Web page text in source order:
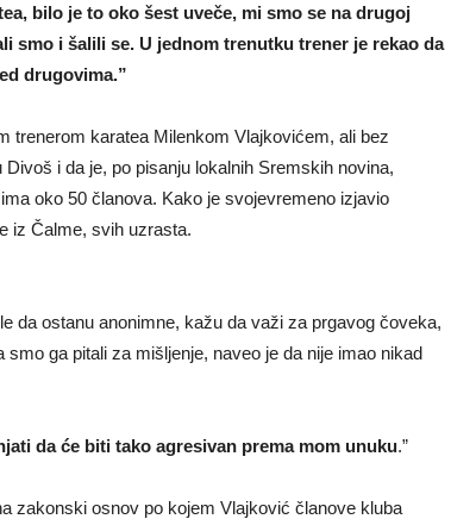
bilo je to oko šest uveče, mi smo se na drugoj
smo i šalili se. U jednom trenutku trener je rekao da
drugovima.”
trenerom karatea Milenkom Vlajkovićem, ali bez
i da je, po pisanju lokalnih Sremskih novina,
oko 50 članova. Kako je svojevremeno izjavio
iz Čalme, svih uzrasta.
da ostanu anonimne, kažu da važi za prgavog čoveka,
ga pitali za mišljenje, naveo je da nije imao nikad
da će biti tako agresivan prema mom unuku.”
zakonski osnov po kojem Vlajković članove kluba